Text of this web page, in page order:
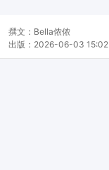
撰文： Bella侬侬
出版： 2026-06-03 15:02